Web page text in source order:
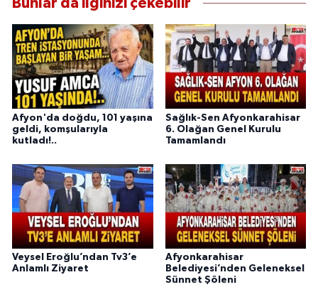
Bunlar da ilginizi çekebilir
Afyon'da doğdu, 101 yaşına
geldi, komşularıyla
kutladı!..
Sağlık-Sen Afyonkarahisar
6. Olağan Genel Kurulu
Tamamlandı
Veysel Eroğlu’ndan Tv3’e
Anlamlı Ziyaret
Afyonkarahisar
Belediyesi’nden Geleneksel
Sünnet Şöleni